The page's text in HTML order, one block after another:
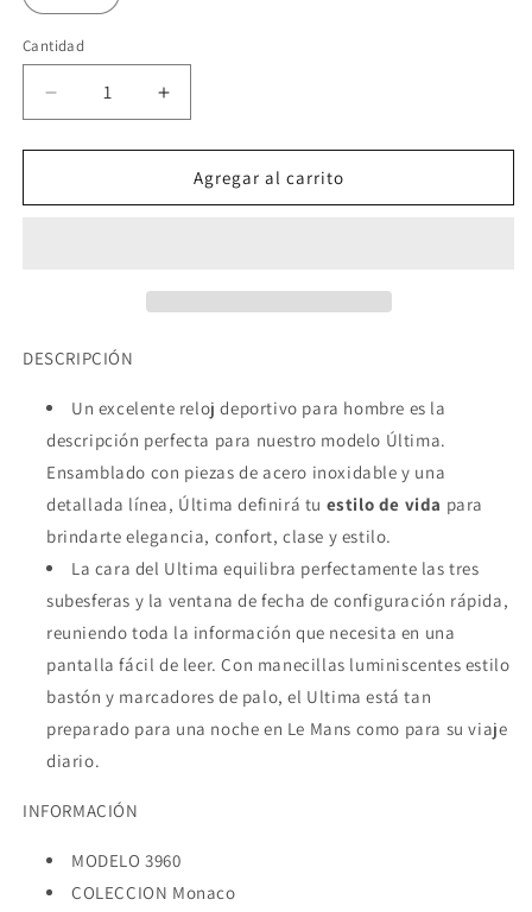
Cantidad
Cantidad
Reducir
cantidad
para
3960
Aumentar
cantidad
para
Ultima
3960
Agregar al carrito
DESCRIPCIÓN
Un excelente reloj deportivo para hombre es la
descripción perfecta para nuestro modelo Última.
Ensamblado con piezas de acero inoxidable y una
detallada línea, Última definirá tu estilo de vida para
brindarte elegancia, confort, clase y estilo.
La cara del Ultima equilibra perfectamente las tres
subesferas y la ventana de fecha de configuración rápida,
reuniendo toda la información que necesita en una
pantalla fácil de leer. Con manecillas luminiscentes estilo
bastón y marcadores de palo, el Ultima está tan
preparado para una noche en Le Mans como para su viaje
diario.
INFORMACIÓN
MODELO 3960
COLECCION Monaco